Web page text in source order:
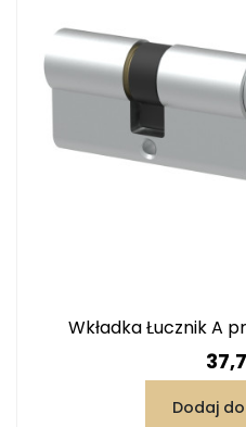
Wkładka Łucznik A
Dodaj